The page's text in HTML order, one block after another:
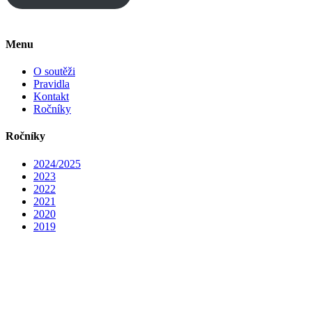
Menu
O soutěži
Pravidla
Kontakt
Ročníky
Ročníky
2024/2025
2023
2022
2021
2020
2019